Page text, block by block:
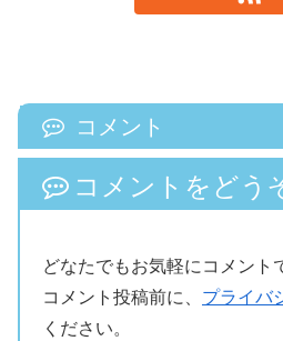
コメント
コメントをどう
どなたでもお気軽にコメント
コメント投稿前に、 プライバ
ください。